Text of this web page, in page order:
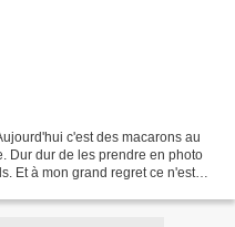
c'est des macarons au
Dur dur de les prendre en photo
Et à mon grand regret ce n'est